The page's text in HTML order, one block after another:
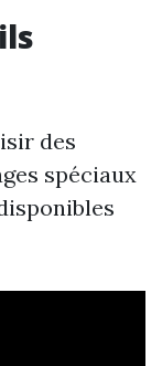
des
spéciaux